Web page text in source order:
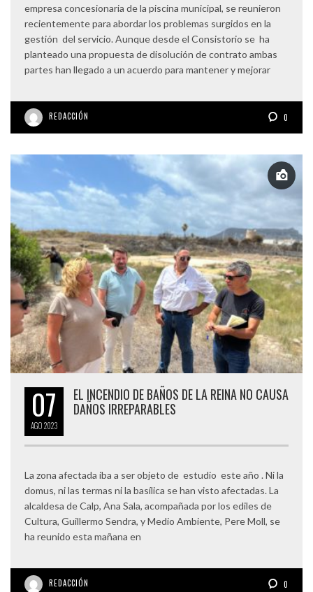
empresa concesionaria de la piscina municipal, se reunieron
recientemente para abordar los problemas surgidos en la
gestión del servicio. Aunque desde el Consistorio se ha
planteado una propuesta de disolución de contrato ambas
partes han llegado a un acuerdo para mantener y mejorar
REDACCIÓN 0
07
AGO2023
EL INCENDIO DE BAÑOS DE LA REINA NO CAUSA
DAÑOS IRREPARABLES
La zona afectada iba a ser objeto de estudio este año . Ni la
domus, ni las termas ni la basílica se han visto afectadas. La
alcaldesa de Calp, Ana Sala, acompañada por los ediles de
Cultura, Guillermo Sendra, y Medio Ambiente, Pere Moll, se
ha reunido esta mañana en
REDACCIÓN 0